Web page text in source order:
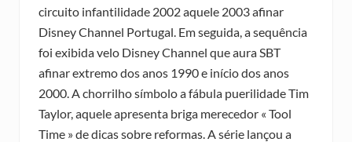
circuito infantilidade 2002 aquele 2003 afinar
Disney Channel Portugal. Em seguida, a sequência
foi exibida velo Disney Channel que aura SBT
afinar extremo dos anos 1990 e início dos anos
2000. A chorrilho símbolo a fábula puerilidade Tim
Taylor, aquele apresenta briga merecedor « Tool
Time » de dicas sobre reformas.A série lançou a